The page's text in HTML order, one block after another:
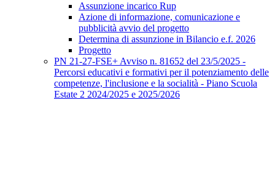
Assunzione incarico Rup
Azione di informazione, comunicazione e
pubblicità avvio del progetto
Determina di assunzione in Bilancio e.f. 2026
Progetto
PN 21-27-FSE+ Avviso n. 81652 del 23/5/2025 -
Percorsi educativi e formativi per il potenziamento delle
competenze, l'inclusione e la socialità - Piano Scuola
Estate 2 2024/2025 e 2025/2026